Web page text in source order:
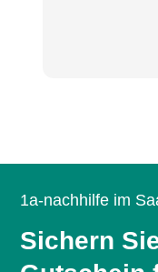
1a-nachhilfe im
Sichern